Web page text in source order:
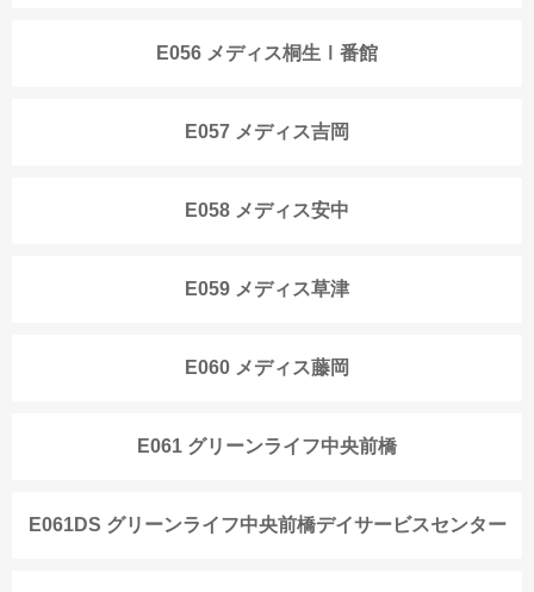
E056 メディス桐生Ⅰ番館
E057 メディス吉岡
E058 メディス安中
E059 メディス草津
E060 メディス藤岡
E061 グリーンライフ中央前橋
E061DS グリーンライフ中央前橋デイサービスセンター